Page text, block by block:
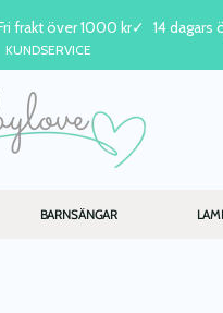
frakt över 1000 kr 14 dagars
KUNDSERVICE
BARNSÄNGAR